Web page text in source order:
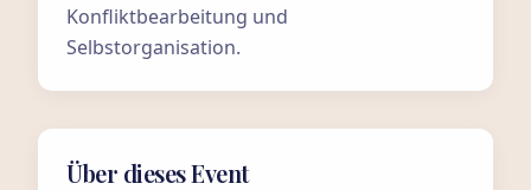
Konfliktbearbeitung und
Selbstorganisation.
Über dieses Event